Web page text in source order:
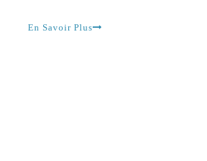
que certaines personnes ont fait
En Savoir Plus